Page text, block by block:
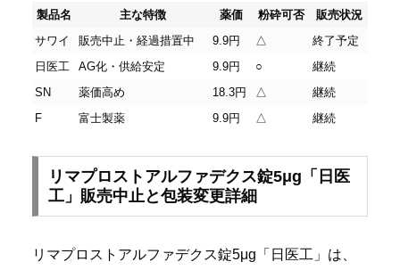
製品名 主な特徴 薬価 粉砕可否
販売状況
サワイ
販売中止・経過措置中 9.9円 △
終了予定
日医工
AG化・供給安定 9.9円 ○
継続
SN
薬価高め 18.3円 △
継続
F
富士製薬 9.9円 △ 継続
リマプロストアルファデクス錠5μg「日医
工」販売中止と包装変更詳細
リマプロストアルファデクス錠5μg「日医工」は、